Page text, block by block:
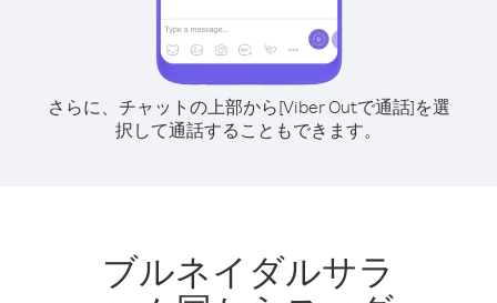
さらに、チャットの上部から[Viber Outで通話]を選
択して通話することもできます。
ブルネイダルサラ